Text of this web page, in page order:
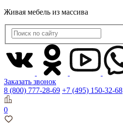
Живая мебель из массива
Заказать звонок
8 (800) 777-28-69 +7 (495) 150-32-68
0